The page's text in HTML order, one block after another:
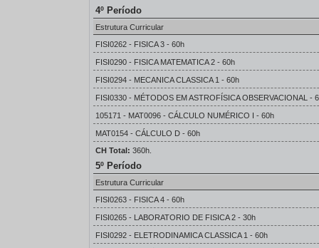
4º Período
Estrutura Curricular
FISI0262 - FISICA 3 - 60h
FISI0290 - FISICA MATEMATICA 2 - 60h
FISI0294 - MECANICA CLASSICA 1 - 60h
FISI0330 - MÉTODOS EM ASTROFÍSICA OBSERVACIONAL -
105171 - MAT0096 - CÁLCULO NUMÉRICO I - 60h
MAT0154 - CÁLCULO D - 60h
CH Total: 360h.
5º Período
Estrutura Curricular
FISI0263 - FISICA 4 - 60h
FISI0265 - LABORATORIO DE FISICA 2 - 30h
FISI0292 - ELETRODINAMICA CLASSICA 1 - 60h